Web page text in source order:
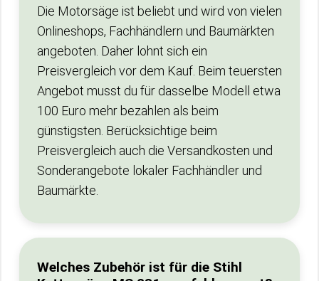
Die Motorsäge ist beliebt und wird von vielen
Onlineshops, Fachhändlern und Baumärkten
angeboten. Daher lohnt sich ein
Preisvergleich vor dem Kauf. Beim teuersten
Angebot musst du für dasselbe Modell etwa
100 Euro mehr bezahlen als beim
günstigsten. Berücksichtige beim
Preisvergleich auch die Versandkosten und
Sonderangebote lokaler Fachhändler und
Baumärkte.
Welches Zubehör ist für die Stihl